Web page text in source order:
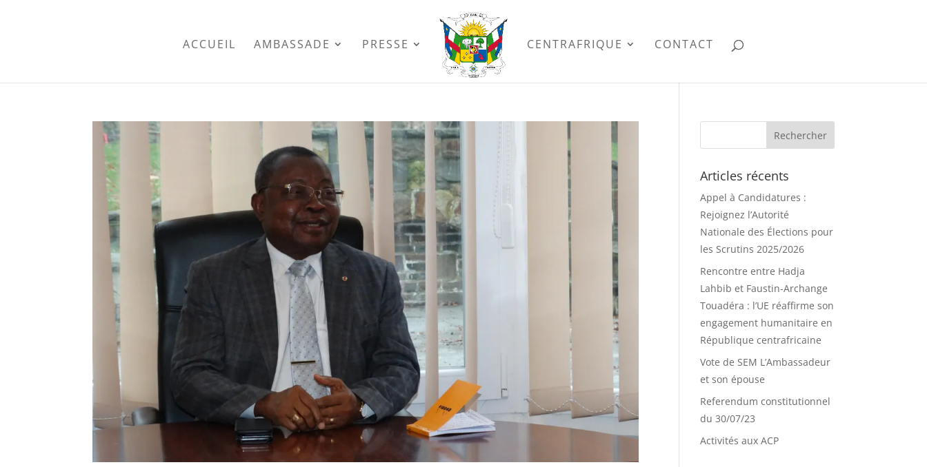
ACCUEIL AMBASSADE PRESSE CENTRAFRIQUE CONTACT
Articles récents
Appel à Candidatures :
Rejoignez l’Autorité
Nationale des Élections pour
les Scrutins 2025/2026
Rencontre entre Hadja
Lahbib et Faustin-Archange
Touadéra : l’UE réaffirme son
engagement humanitaire en
République centrafricaine
Vote de SEM L’Ambassadeur
et son épouse
Referendum constitutionnel
du 30/07/23
Activités aux ACP